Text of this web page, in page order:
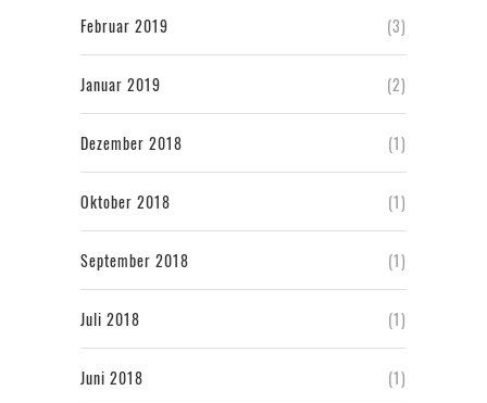
Februar 2019 (3)
Januar 2019 (2)
Dezember 2018 (1)
Oktober 2018 (1)
September 2018 (1)
Juli 2018 (1)
Juni 2018 (1)